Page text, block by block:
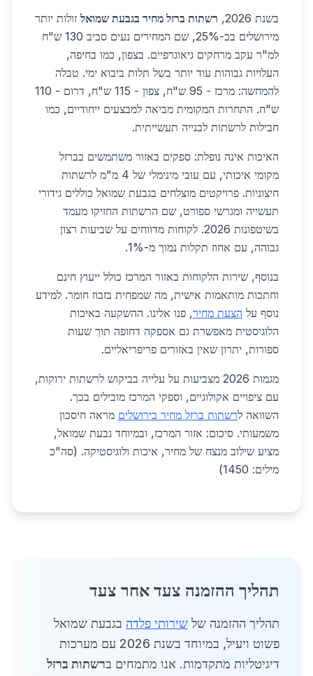
בשנת 2026, רשתות ברזל מחיר בגבעת שמואל זולות יותר
מירושלים בכ-25%, שם המחירים נעים סביב 130 ש"ח
למ"ר עקב מרחקים גיאוגרפיים. בצפון, כמו בחיפה,
העלויות גבוהות עוד יותר בשל תלות ביבוא ימי. טבלה
להמחשה: מרכז - 95 ש"ח, צפון - 115 ש"ח, דרום - 110
ש"ח. התחרות המקומית מביאה למבצעים ייחודיים, כמו
חבילות לרשתות לבנייה תעשייתית.
האיכות אינה נופלת: ספקים באזור משתמשים בברזל
מקומי איכותי, עם עובי מינימלי של 4 מ"מ לרשתות
חיצוניות. פרויקטים מוצלחים בגבעת שמואל כוללים גידורי
תעשייה ומגרשי ספורט, שם הרשתות החזיקו מעמד
בשיטפונות 2026. לקוחות מדווחים על שביעות רצון
גבוהה, עם אחוז תקלות נמוך מ-1%.
בנוסף, שירות הלקוחות באזור המרכז כולל ייעוץ חינם
וחתכות מותאמות אישית, מה שמפחית בזבוז חומר. למידע
נוסף על הצעת מחיר, פנו אלינו. ההשקעה באיכות
הלוגיסטית מאפשרת גם אספקה דחופה תוך שעות
ספורות, יתרון שאין באזורים פריפריאליים.
מגמות 2026 מצביעות על עלייה בביקוש לרשתות ירוקות,
עם ציפויים אקולוגיים, וספקי המרכז מובילים בכך.
השוואה לרשתות ברזל מחיר בירושלים מראה חיסכון
משמעותי. סיכום: אזור המרכז, ובמיוחד גבעת שמואל,
מציע שילוב מנצח של מחיר, איכות ולוגיסטיקה. (סה"כ
מילים: 1450)
תהליך ההזמנה צעד אחר צעד
תהליך ההזמנה של שירותי פלדה בגבעת שמואל
פשוט ויעיל, במיוחד בשנת 2026 עם מערכות
דיגיטליות מתקדמות. אנו מתמחים ברשתות ברזל